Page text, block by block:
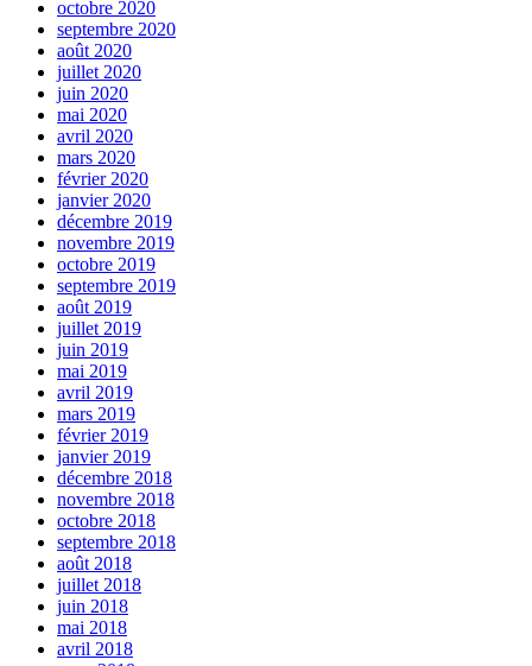
octobre 2020
septembre 2020
août 2020
juillet 2020
juin 2020
mai 2020
avril 2020
mars 2020
février 2020
janvier 2020
décembre 2019
novembre 2019
octobre 2019
septembre 2019
août 2019
juillet 2019
juin 2019
mai 2019
avril 2019
mars 2019
février 2019
janvier 2019
décembre 2018
novembre 2018
octobre 2018
septembre 2018
août 2018
juillet 2018
juin 2018
mai 2018
avril 2018